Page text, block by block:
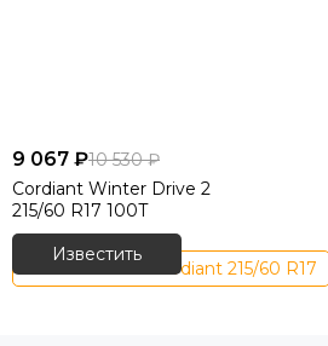
9 067 ₽10 530 ₽
Cordiant Winter Drive 2
215/60 R17 100T
Известить
Зимние шины Cordiant 215/60 R17